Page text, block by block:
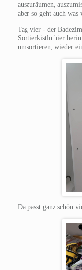
auszuräumen,
aber so geht auch was
Tag vier - der
Sortierkistln hier
umsortieren, wieder
Da passt ganz schön